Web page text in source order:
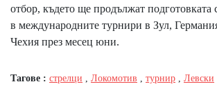
отбор, където ще продължат подготовката
в международните турнири в Зул,
Чехия през месец юни.
Тагове : стрелци Локомотив турнир Левски